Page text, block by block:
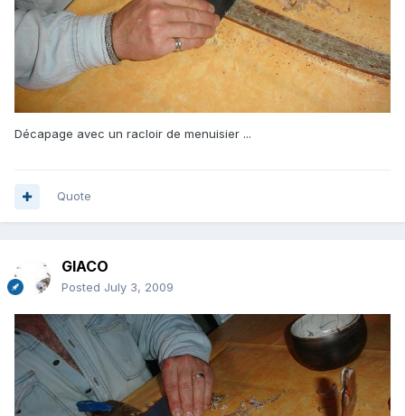
Décapage avec un racloir de menuisier ...
Quote
GIACO
Posted July 3, 2009